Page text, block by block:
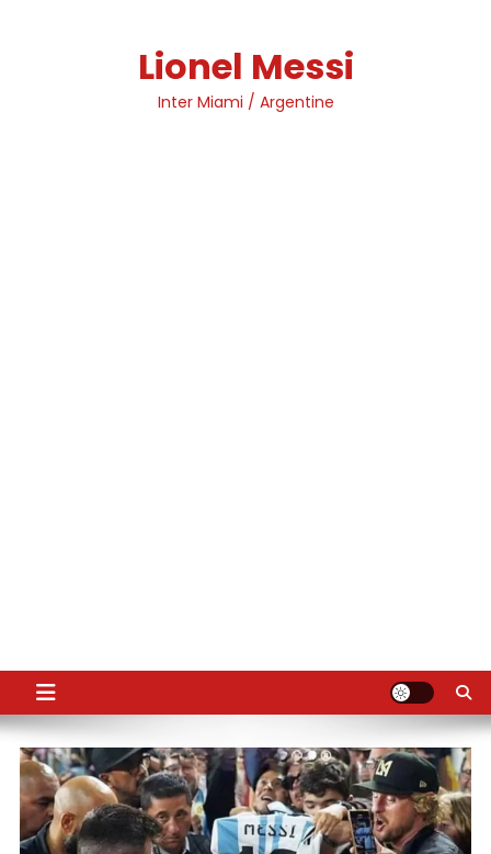
Lionel Messi
Inter Miami / Argentine